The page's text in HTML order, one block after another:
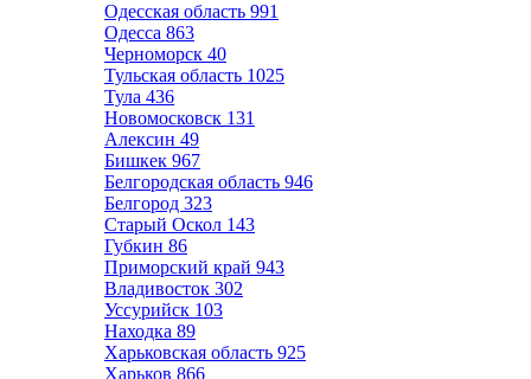
Одесская область 991
Одесса 863
Черноморск 40
Тульская область 1025
Тула 436
Новомосковск 131
Алексин 49
Бишкек 967
Белгородская область 946
Белгород 323
Старый Оскол 143
Губкин 86
Приморский край 943
Владивосток 302
Уссурийск 103
Находка 89
Харьковская область 925
Харьков 866